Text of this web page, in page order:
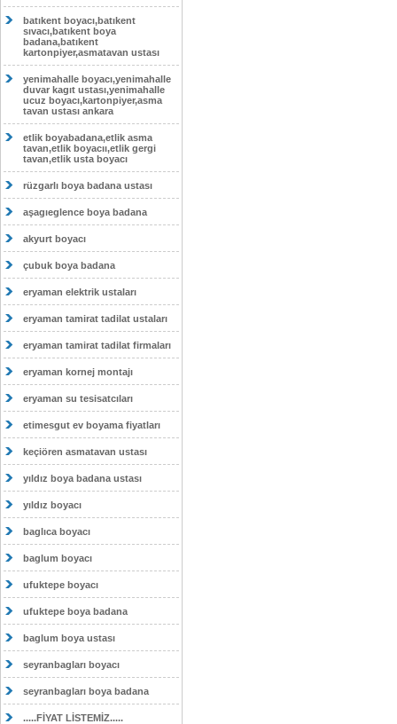
batıkent boyacı,batıkent
sıvacı,batıkent boya
badana,batıkent
kartonpiyer,asmatavan ustası
yenimahalle boyacı,yenimahalle
duvar kagıt ustası,yenimahalle
ucuz boyacı,kartonpiyer,asma
tavan ustası ankara
etlik boyabadana,etlik asma
tavan,etlik boyacıı,etlik gergi
tavan,etlik usta boyacı
rüzgarlı boya badana ustası
aşagıeglence boya badana
akyurt boyacı
çubuk boya badana
eryaman elektrik ustaları
eryaman tamirat tadilat ustaları
eryaman tamirat tadilat firmaları
eryaman kornej montajı
eryaman su tesisatcıları
etimesgut ev boyama fiyatları
keçiören asmatavan ustası
yıldız boya badana ustası
yıldız boyacı
baglıca boyacı
baglum boyacı
ufuktepe boyacı
ufuktepe boya badana
baglum boya ustası
seyranbagları boyacı
seyranbagları boya badana
.....FİYAT LİSTEMİZ.....